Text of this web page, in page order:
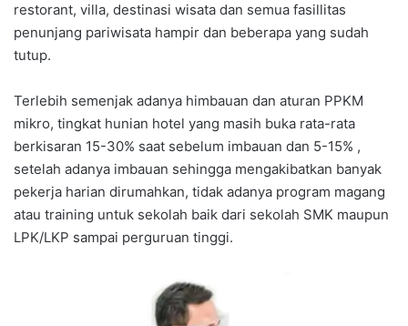
restorant, villa, destinasi wisata dan semua fasillitas
penunjang pariwisata hampir dan beberapa yang sudah
tutup.
Terlebih semenjak adanya himbauan dan aturan PPKM
mikro, tingkat hunian hotel yang masih buka rata-rata
berkisaran 15-30% saat sebelum imbauan dan 5-15% ,
setelah adanya imbauan sehingga mengakibatkan banyak
pekerja harian dirumahkan, tidak adanya program magang
atau training untuk sekolah baik dari sekolah SMK maupun
LPK/LKP sampai perguruan tinggi.